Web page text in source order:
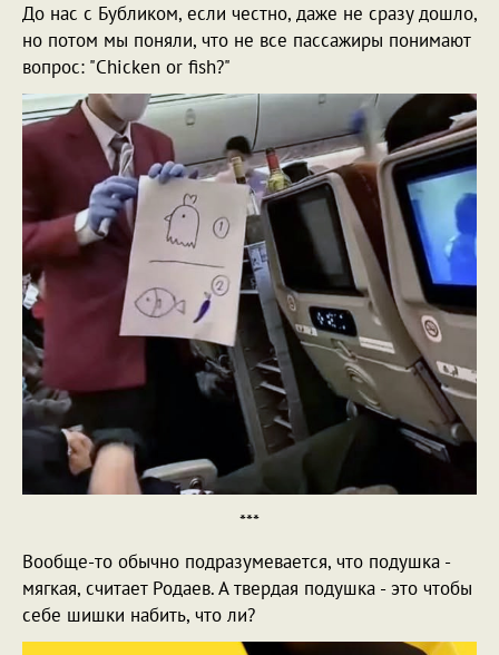
До нас с Бубликом, если честно, даже не сразу дошло,
но потом мы поняли, что не все пассажиры понимают
вопрос: "Chicken or fish?"
***
Вообще-то обычно подразумевается, что подушка -
мягкая, считает Родаев. А твердая подушка - это чтобы
себе шишки набить, что ли?